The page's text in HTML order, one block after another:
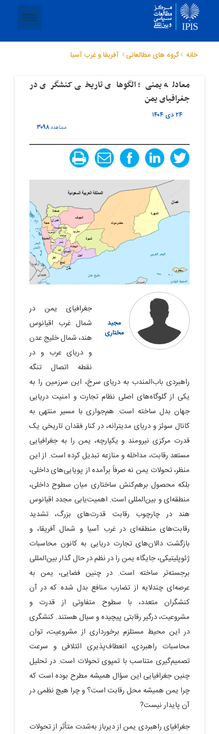
خانه گروه های مطالعاتی آفریقا و غرب آسیا
معادله یمنی؛ الگوهای تاریخی کنشگری در
جغرافیای یمن
۲۴ دی ۱۴۰۴
مشاهده۳۰۹۸
مجید
مختاری
جغرافیای یمن در
شمال غرب اقیانوس
هند، شمال خلیج عدن
و دریای عرب و در
نقطه اتصال تنگه
راهبردی باب‌المندب به دریای سرخ، این سرزمین را به
یکی از گلوگاه‌های اصلی نظام تجارت و امنیت دریایی
جهان بدل ساخته است. هم‌جواری با مسیر منتهی به
کانال سوئز و دریای مدیترانه، در کنار فقدان تاریخی یک
قدرت مرکزی نیرومند و یکپارچه، یمن را به جغرافیایی
مستعد رقابت، مداخله و منازعه تبدیل کرده است. از این
منظر، تحولات یمن نه صرفاً برآمده از پویایی‌های داخلی،
بلکه محصول برهم‌کنش ساختاری میان سطوح داخلی،
منطقه‌ای و بین‌المللی است. اهمیت‌یابی مجدد اقیانوس
هند در چارچوب رقابت قدرت‌های بزرگ، تشدید
رقابت‌های منطقه‌ای در غرب آسیا و شمال آفریقا، و
بازگشت دالان‌های تجارت دریایی به کانون محاسبات
ژئوپلیتیکی، جایگاه یمن را در نظم در حال گذار بین‌المللی
برجسته‌تر ساخته است. در چنین فضایی، یمن به
عرصه‌ای چندلایه از تضارب منافع بدل شده که در آن
کنشگران متعدد، با سطوح متفاوتی از قدرت و
مشروعیت، درگیر رقابتی پیچیده و سیال هستند. کنشگری
در این محیط مستلزم برخورداری از مشروعیت، توان
محاسبات راهبردی، انعطاف‌پذیری ائتلافی و سرعت
تصمیم‌گیری متناسب با تمپوی تحولات است. در تحلیل
چنین جغرافیایی این سؤال همیشه مطرح بوده است که
چرا یمن همیشه محل رقابت است؟ و چرا هیچ نظمی در
آن پایدار نیست?
جغرافیای راهبردی یمن از دیرباز به‌شدت متأثر از تحولات